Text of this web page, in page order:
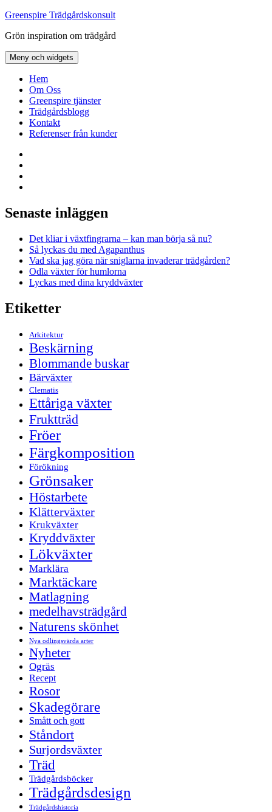
Hoppa
innehåll
Greenspire Trädgårdskonsult
Grön inspiration om trädgård
Meny och widgets
Hem
Om Oss
Greenspire tjänster
Trädgårdsblogg
Kontakt
Referenser från kunder
Senaste inläggen
Det kliar i växtfingrarna – kan man börja så nu?
Så lyckas du med Agapanthus
Vad ska jag göra när sniglarna invaderar trädgården?
Odla växter för humlorna
Lyckas med dina kryddväxter
Etiketter
Arkitektur
Beskärning
Blommande buskar
Bärväxter
Clematis
Ettåriga växter
Fruktträd
Fröer
Färgkomposition
Förökning
Grönsaker
Höstarbete
Klätterväxter
Krukväxter
Kryddväxter
Lökväxter
Marklära
Marktäckare
Matlagning
medelhavsträdgård
Naturens skönhet
Nya odlingsvärda arter
Nyheter
Ogräs
Recept
Rosor
Skadegörare
Smått och gott
Ståndort
Surjordsväxter
Träd
Trädgårdsböcker
Trädgårdsdesign
Trädgårdshistoria